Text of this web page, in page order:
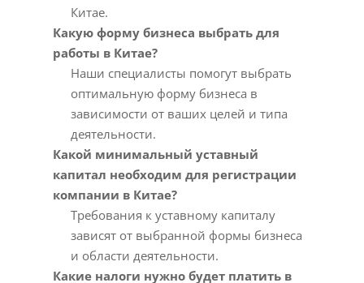
Китае.
Какую форму бизнеса выбрать для
работы в Китае?
Наши специалисты помогут выбрать
оптимальную форму бизнеса в
зависимости от ваших целей и типа
деятельности.
Какой минимальный уставный
капитал необходим для регистрации
компании в Китае?
Требования к уставному капиталу
зависят от выбранной формы бизнеса
и области деятельности.
Какие налоги нужно будет платить в